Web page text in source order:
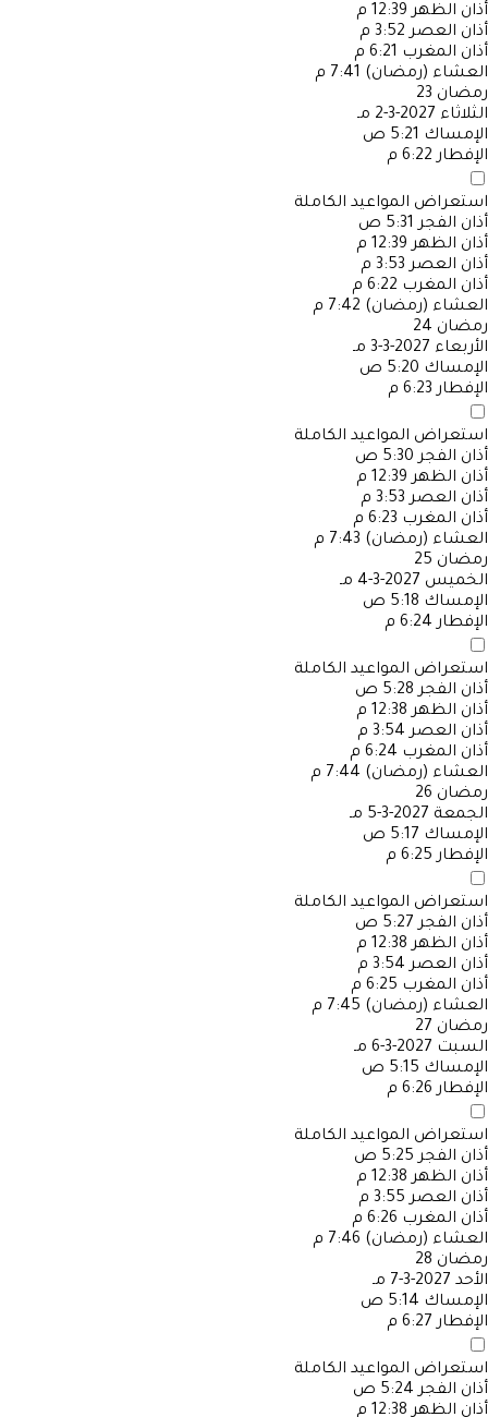
أذان الظهر 12:39 م
أذان العصر 3:52 م
أذان المغرب 6:21 م
العشاء (رمضان) 7:41 م
رمضان 23
الثلاثاء 2027-3-2 مـ
الإمساك 5:21 ص
الإفطار 6:22 م
استعراض المواعيد الكاملة
أذان الفجر 5:31 ص
أذان الظهر 12:39 م
أذان العصر 3:53 م
أذان المغرب 6:22 م
العشاء (رمضان) 7:42 م
رمضان 24
الأربعاء 2027-3-3 مـ
الإمساك 5:20 ص
الإفطار 6:23 م
استعراض المواعيد الكاملة
أذان الفجر 5:30 ص
أذان الظهر 12:39 م
أذان العصر 3:53 م
أذان المغرب 6:23 م
العشاء (رمضان) 7:43 م
رمضان 25
الخميس 2027-3-4 مـ
الإمساك 5:18 ص
الإفطار 6:24 م
استعراض المواعيد الكاملة
أذان الفجر 5:28 ص
أذان الظهر 12:38 م
أذان العصر 3:54 م
أذان المغرب 6:24 م
العشاء (رمضان) 7:44 م
رمضان 26
الجمعة 2027-3-5 مـ
الإمساك 5:17 ص
الإفطار 6:25 م
استعراض المواعيد الكاملة
أذان الفجر 5:27 ص
أذان الظهر 12:38 م
أذان العصر 3:54 م
أذان المغرب 6:25 م
العشاء (رمضان) 7:45 م
رمضان 27
السبت 2027-3-6 مـ
الإمساك 5:15 ص
الإفطار 6:26 م
استعراض المواعيد الكاملة
أذان الفجر 5:25 ص
أذان الظهر 12:38 م
أذان العصر 3:55 م
أذان المغرب 6:26 م
العشاء (رمضان) 7:46 م
رمضان 28
الأحد 2027-3-7 مـ
الإمساك 5:14 ص
الإفطار 6:27 م
استعراض المواعيد الكاملة
أذان الفجر 5:24 ص
أذان الظهر 12:38 م